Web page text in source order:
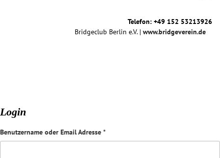
Telefon: +49 152 53213926
Bridgeclub Berlin e.V. | www.bridgeverein.de
Login
Benutzername oder Email Adresse *